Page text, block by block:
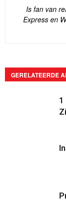
Is fan van
Express en
GERELATEERDE
1